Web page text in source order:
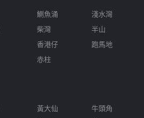
鰂魚涌
柴灣
香港仔
赤柱
淺水灣
半山
跑馬地
黃大仙
牛頭角